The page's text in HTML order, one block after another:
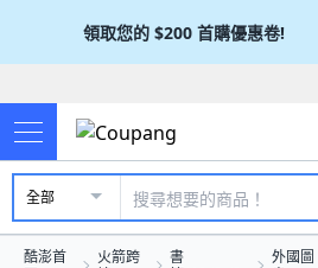
領取您的 $200 首購優惠卷!
全部
酷澎首
火箭跨
書
外國圖